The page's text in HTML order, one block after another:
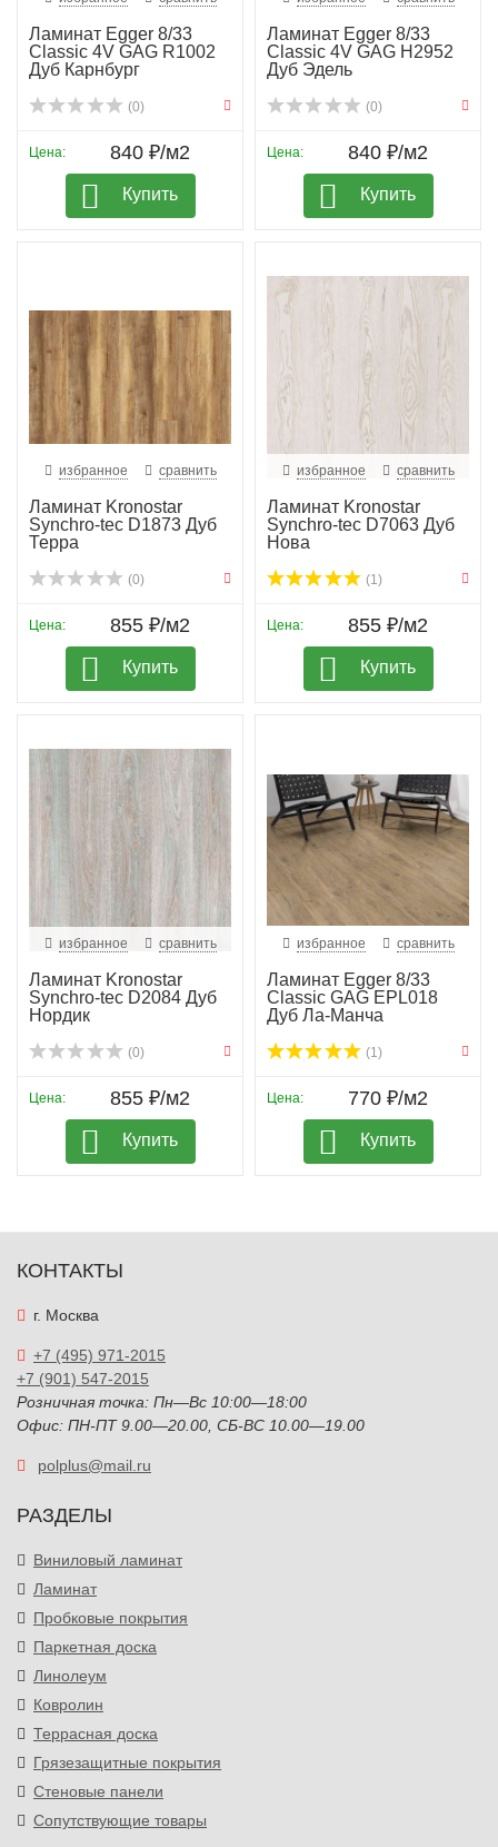
Ламинат Egger 8/33
Classic 4V GAG R1002
Дуб Карнбург
(0)
Цена: 840 ₽/м2
Купить
Ламинат Egger 8/33
Classic 4V GAG H2952
Дуб Эдель
(0)
Цена: 840 ₽/м2
Купить
избранное сравнить
Ламинат Kronostar
Synchro-tec D1873 Дуб
Терра
(0)
Цена: 855 ₽/м2
Купить
избранное сравнить
Ламинат Kronostar
Synchro-tec D7063 Дуб
Нова
(1)
Цена: 855 ₽/м2
Купить
избранное сравнить
Ламинат Kronostar
Synchro-tec D2084 Дуб
Нордик
(0)
Цена: 855 ₽/м2
Купить
избранное сравнить
Ламинат Egger 8/33
Classic GAG EPL018
Дуб Ла-Манча
(1)
Цена: 770 ₽/м2
Купить
КОНТАКТЫ
г. Москва
+7 (495) 971-2015
+7 (901) 547-2015
Розничная точка: Пн—Вс 10:00—18:00
Офис: ПН-ПТ 9.00—20.00, СБ-ВС 10.00—19.00
polplus@mail.ru
РАЗДЕЛЫ
Виниловый ламинат
Ламинат
Пробковые покрытия
Паркетная доска
Линолеум
Ковролин
Террасная доска
Грязезащитные покрытия
Стеновые панели
Сопутствующие товары